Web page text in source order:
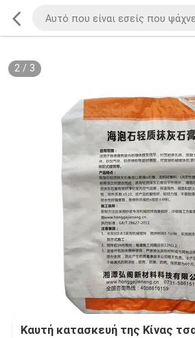
2/ 3
Καυτή κατασκευή της Κίνας